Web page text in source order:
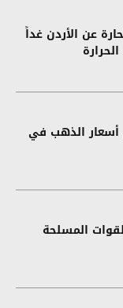
عن الأردن غداً
أسعار الذهب في
المسلحة